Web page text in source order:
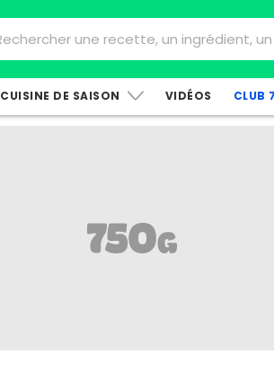
CUISINE DE SAISON VIDÉOS CLUB